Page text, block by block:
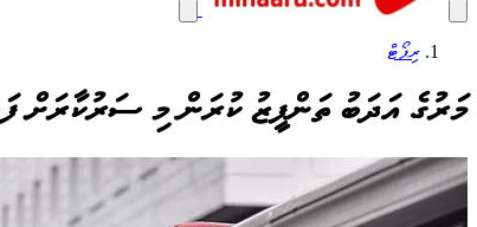
ރިޕޯޓް
މަރުގެ އަދަބު ތަންފީޒު ކުރަން މި ސަރުކާރަށް